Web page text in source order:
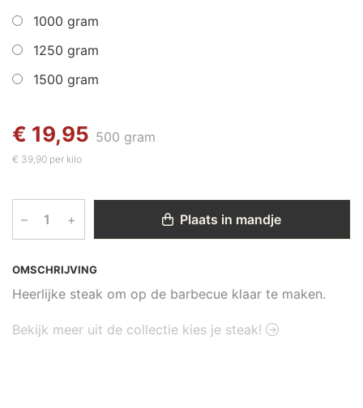
OMSCHRIJVING
Heerlijke steak om op de barbecue klaar te maken.
1000 gram
1250 gram
1500 gram
€ 19,95 500 gram
€ 39,90 per kilo
– + Plaats in mandje
Bekijk meer uit de collectie kies je steak!